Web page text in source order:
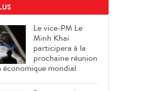
Le vice-PM Le
Minh Khai
participera à la
prochaine réunion
économique mondial